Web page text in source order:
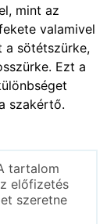
mint az
valamivel
a sötétszürke,
Ezt a
szakértő.
tartalom
előfizetés
szeretne